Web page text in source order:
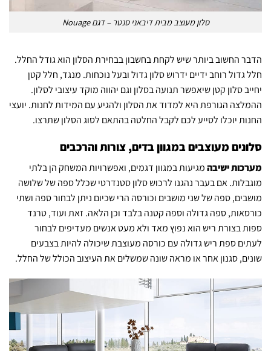
סלון מעוצב מבית דיבאני סנטר – דגם Nouage
הדבר החשוב ביותר שיש לקחת בחשבון בבחירת הסלון הוא גודל החלל.
חלל גדול רוחב ידיים ידרוש סלון גדול ובעל נוכחות. מנגד, חלל קטן
יחייב סלון קטן שיאפשר תנועה בסלון וגם יהווה מוקד עיצובי לסלון.
ההמלצה הגורפת היא למדוד את הסלון ולהגיע עם המידות לחנות. יועצי
החנות יוכלו לסייע לכם לקבל החלטה בהתאם לסוג הסלון שתרצו.
סלונים מעוצבים במגוון בדים, צורות והרכבים
מערכות ישיבהמגיעות במגוון דגמים, ואפשרויות המשחק הן בלתי
מוגבלות. אם בעבר נהגנו לרכוש סלון סטנדרטי שכלל ספה של שלושה
מושבים, ספה של שני מושבים וכורסה הרי שכיום ניתן לבחור ספה ושתי
כורסאות, ספה גדולה וספה קטנה בלבד וכן הלאה. זאת ועוד, טרנד
ספות בצורת ריש הוא נפוץ מאד ולא מעט אנשים מעדיפים לבחור
לעתים ספת ריש גדולה עם כורסה מעוצבת שיכולה להיות בצבעים
שונים, סגנון אחר או מראה שונה שמשלים את העיצוב הכולל של החלל.